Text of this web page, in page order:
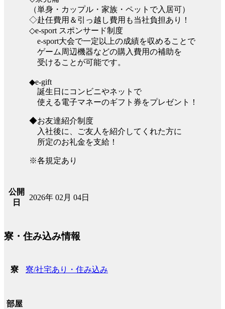
（単身・カップル・家族・ペットで入居可）
◇赴任費用＆引っ越し費用も当社負担あり！
◇e-sport スポンサード制度
e-sport大会で一定以上の成績を収めることで
ゲーム周辺機器などの購入費用の補助を
受けることが可能です。
◆e-gift
誕生日にコンビニやネットで
使える電子マネーのギフト券をプレゼント！
◆お友達紹介制度
入社後に、ご友人を紹介してくれた方に
所定のお礼金を支給！
※各規定あり
公開
日
2026年 02月 04日
寮・住み込み情報
寮 寮/社宅あり・住み込み
部屋